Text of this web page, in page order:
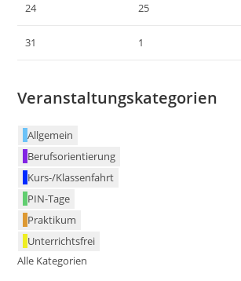
24 25
31 1
Veranstaltungskategorien
Allgemein
Berufsorientierung
Kurs-/Klassenfahrt
PIN-Tage
Praktikum
Unterrichtsfrei
Alle Kategorien